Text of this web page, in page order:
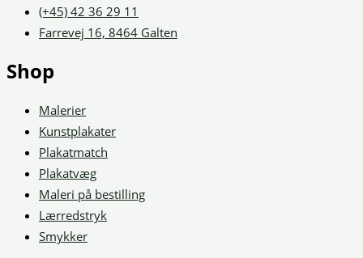
(+45) 42 36 29 11
Farrevej 16, 8464 Galten
Shop
Malerier
Kunstplakater
Plakatmatch
Plakatvæg
Maleri på bestilling
Lærredstryk
Smykker